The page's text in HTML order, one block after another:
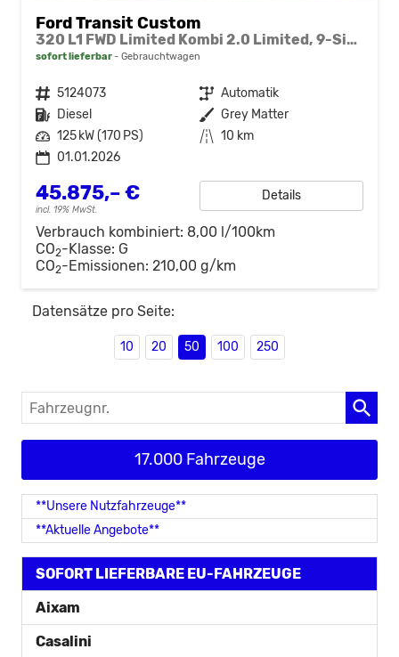
Ford Transit Custom
320 L1 FWD Limited Kombi 2.0 Limited, 9-Sitzer, Navi, FS-beheizbar, Side, Kamera, 4 J.-Garantie
sofort lieferbar Gebrauchtwagen
Fahrzeugnr. 5124073 Getriebe Automatik
Kraftstoff Diesel Außenfarbe Grey Matter
Leistung 125 kW (170 PS) Kilometerstand 10 km
01.01.2026
45.875,– €
incl. 19% MwSt.
Details
Verbrauch kombiniert: 8,00 l/100km
CO2-Klasse: G
CO2-Emissionen: 210,00 g/km
Datensätze pro Seite:
10 20 50 100 250
Fahrzeugnr.
17.000 Fahrzeuge
**Unsere Nutzfahrzeuge**
**Aktuelle Angebote**
SOFORT LIEFERBARE EU-FAHRZEUGE
Aixam
Casalini